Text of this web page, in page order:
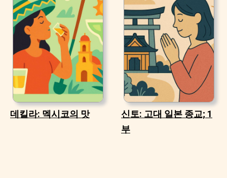
데킬라: 멕시코의 맛
신토: 고대 일본 종교; 1
부